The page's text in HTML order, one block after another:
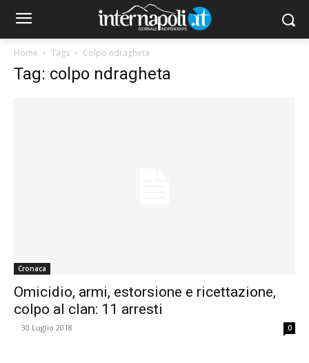
Home Tags Colpo ndragheta
Tag: colpo ndragheta
Cronaca
Omicidio, armi, estorsione e ricettazione,
colpo al clan: 11 arresti
- 30 Luglio 2018 0